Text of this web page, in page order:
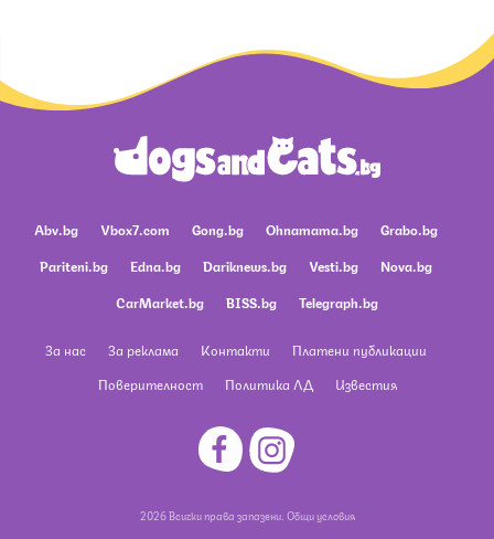
Abv.bg Vbox7.com Gong.bg Ohnamama.bg
Grabo.bg
Pariteni.bg
Edna.bg Dariknews.bg Vesti.bg
Nova.bg
CarMarket.bg
BISS.bg Telegraph.bg
За нас За реклама Контакти
Платени публикации
Поверителност
Политика ЛД Известия
2026 Всички права запазени. Общи условия